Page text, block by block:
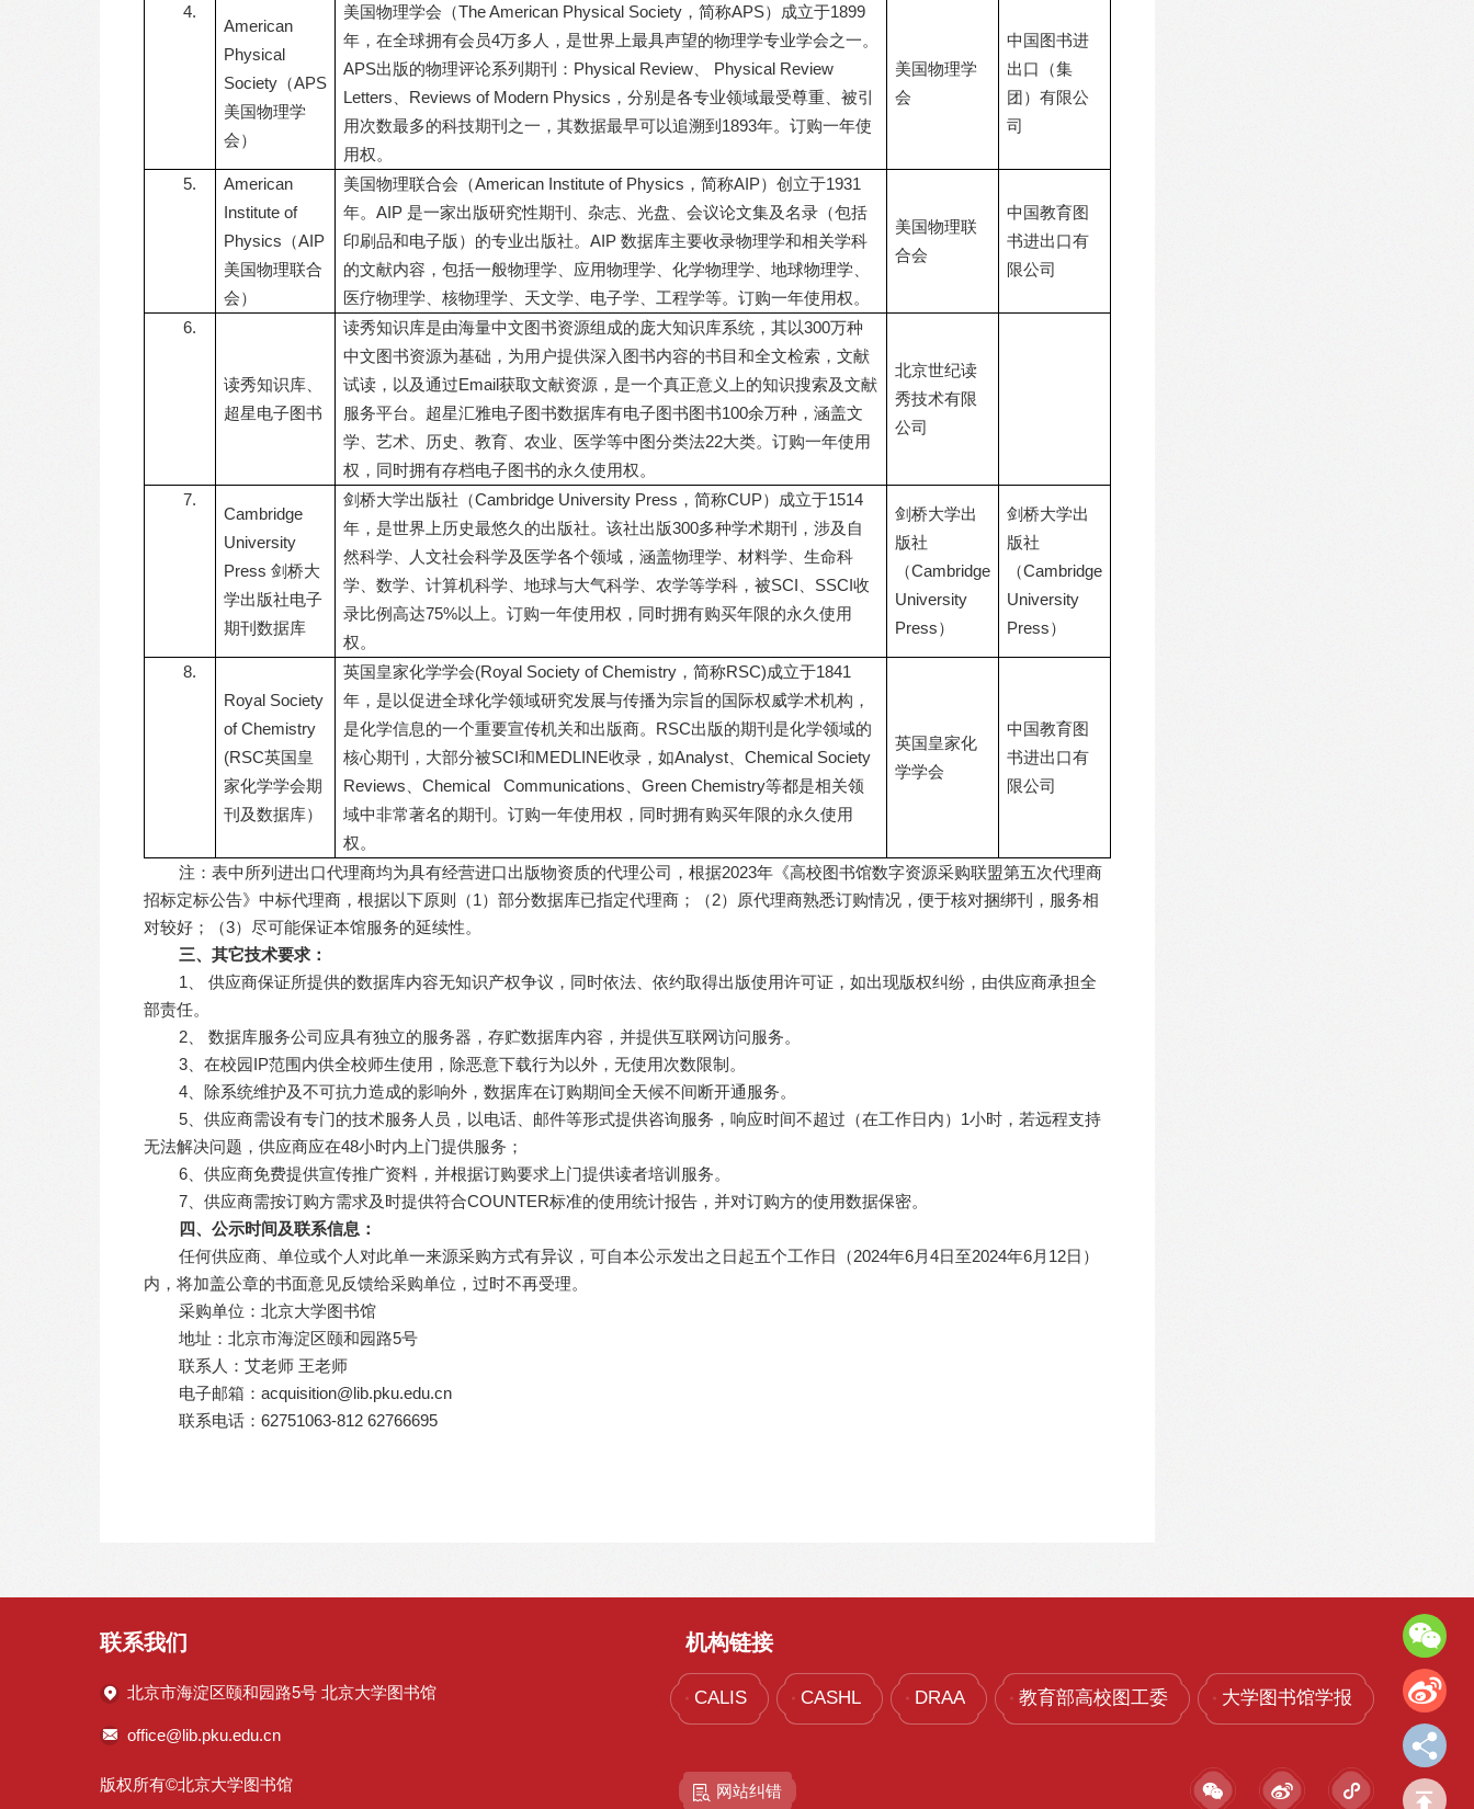
4.
American
Physical
Society（APS
美国物理学
会）
美国物理学会（The American Physical Society，简称APS）成立于1899
年，在全球拥有会员4万多人，是世界上最具声望的物理学专业学会之一。
APS出版的物理评论系列期刊：Physical Review、 Physical Review
Letters、Reviews of Modern Physics，分别是各专业领域最受尊重、被引
用次数最多的科技期刊之一，其数据最早可以追溯到1893年。订购一年使
用权。
美国物理学
会
中国图书进
出口（集
团）有限公
司
5.
American
Institute of
Physics（AIP
美国物理联合
会）
美国物理联合会（American Institute of Physics，简称AIP）创立于1931
年。AIP 是一家出版研究性期刊、杂志、光盘、会议论文集及名录（包括
印刷品和电子版）的专业出版社。AIP 数据库主要收录物理学和相关学科
的文献内容，包括一般物理学、应用物理学、化学物理学、地球物理学、
医疗物理学、核物理学、天文学、电子学、工程学等。订购一年使用权。
美国物理联
合会
中国教育图
书进出口有
限公司
6.
读秀知识库、
超星电子图书
读秀知识库是由海量中文图书资源组成的庞大知识库系统，其以300万种
中文图书资源为基础，为用户提供深入图书内容的书目和全文检索，文献
试读，以及通过Email获取文献资源，是一个真正意义上的知识搜索及文献
服务平台。超星汇雅电子图书数据库有电子图书图书100余万种，涵盖文
学、艺术、历史、教育、农业、医学等中图分类法22大类。订购一年使用
权，同时拥有存档电子图书的永久使用权。
北京世纪读
秀技术有限
公司
7.
Cambridge
University
Press 剑桥大
学出版社电子
期刊数据库
剑桥大学出版社（Cambridge University Press，简称CUP）成立于1514
年，是世界上历史最悠久的出版社。该社出版300多种学术期刊，涉及自
然科学、人文社会科学及医学各个领域，涵盖物理学、材料学、生命科
学、数学、计算机科学、地球与大气科学、农学等学科，被SCI、SSCI收
录比例高达75%以上。订购一年使用权，同时拥有购买年限的永久使用
权。
剑桥大学出
版社
（Cambridge
University
Press）
剑桥大学出
版社
（Cambridge
University
Press）
8.
Royal Society
of Chemistry
(RSC英国皇
家化学学会期
刊及数据库）
英国皇家化学学会(Royal Society of Chemistry，简称RSC)成立于1841
年，是以促进全球化学领域研究发展与传播为宗旨的国际权威学术机构，
是化学信息的一个重要宣传机关和出版商。RSC出版的期刊是化学领域的
核心期刊，大部分被SCI和MEDLINE收录，如Analyst、Chemical Society
Reviews、Chemical Communications、Green Chemistry等都是相关领
域中非常著名的期刊。订购一年使用权，同时拥有购买年限的永久使用
权。
英国皇家化
学学会
中国教育图
书进出口有
限公司
注：表中所列进出口代理商均为具有经营进口出版物资质的代理公司，根据2023年《高校图书馆数字资源采购联盟第五次代理商
招标定标公告》中标代理商，根据以下原则（1）部分数据库已指定代理商；（2）原代理商熟悉订购情况，便于核对捆绑刊，服务相
对较好；（3）尽可能保证本馆服务的延续性。
三、其它技术要求：
1 、 供应商保证所提供的数据库内容无知识产权争议，同时依法、依约取得出版使用许可证，如出现版权纠纷，由供应商承担全
部责任。
2 、 数据库服务公司应具有独立的服务器，存贮数据库内容，并提供互联网访问服务。
3 、在校园IP范围内供全校师生使用，除恶意下载行为以外，无使用次数限制。
4 、除系统维护及不可抗力造成的影响外，数据库在订购期间全天候不间断开通服务。
5 、供应商需设有专门的技术服务人员，以电话、邮件等形式提供咨询服务，响应时间不超过（在工作日内）1小时，若远程支持
无法解决问题，供应商应在48小时内上门提供服务；
6 、供应商免费提供宣传推广资料，并根据订购要求上门提供读者培训服务。
7 、供应商需按订购方需求及时提供符合COUNTER标准的使用统计报告，并对订购方的使用数据保密。
四、公示时间及联系信息：
任何供应商、单位或个人对此单一来源采购方式有异议，可自本公示发出之日起五个工作日（2024年6月4日至2024年6月12日）
内，将加盖公章的书面意见反馈给采购单位，过时不再受理。
采购单位：北京大学图书馆
地址：北京市海淀区颐和园路5号
联系人：艾老师 王老师
电子邮箱：acquisition@lib.pku.edu.cn
联系电话：62751063-812 62766695
联系我们
北京市海淀区颐和园路5号 北京大学图书馆
office@lib.pku.edu.cn
版权所有©北京大学图书馆
机构链接
CALIS CASHL DRAA 教育部高校图工委 大学图书馆学报
网站纠错